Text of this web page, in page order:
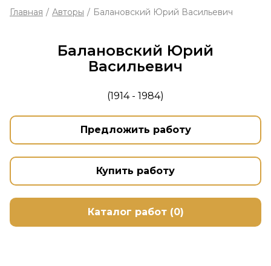
Главная / Авторы / Балановский Юрий Васильевич
Балановский Юрий
Васильевич
(1914 - 1984)
Предложить работу
Купить работу
Каталог работ (0)